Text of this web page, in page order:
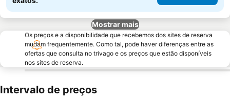
Mostrar mais
Os preços e a disponibilidade que recebemos dos sites de reserva
mudam frequentemente. Como tal, pode haver diferenças entre as
ofertas que consulta no trivago e os preços que estão disponíveis
nos sites de reserva.
Intervalo de preços